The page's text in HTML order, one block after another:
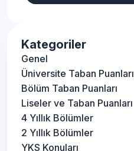
Kategoriler
Genel
Üniversite Taban Puanları
Bölüm Taban Puanları
Liseler ve Taban Puanları
4 Yıllık Bölümler
2 Yıllık Bölümler
YKS Konuları